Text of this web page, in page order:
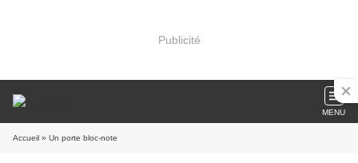
Publicité
MENU
Accueil » Un porte bloc-note